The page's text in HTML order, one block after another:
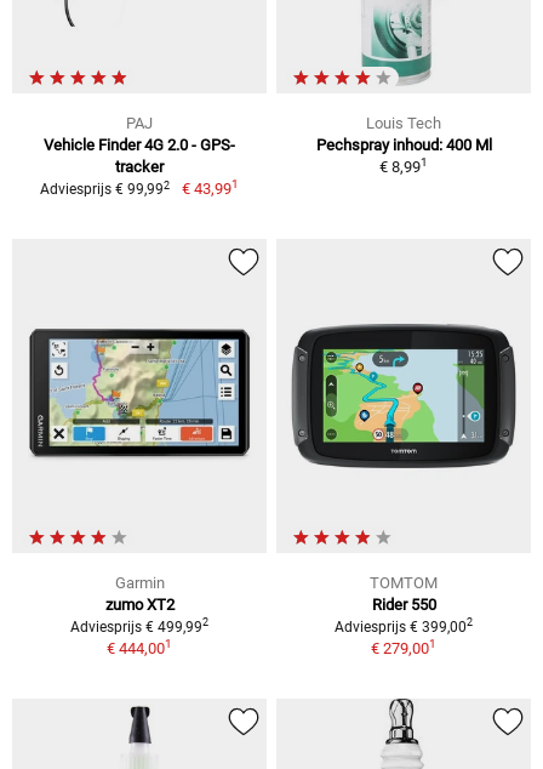
PAJ
Vehicle Finder 4G 2.0 - GPS-
tracker
Adviesprijs € 99,992 € 43,991
Louis Tech
Pechspray inhoud: 400 Ml
€ 8,991
Garmin
zumo XT2
Adviesprijs € 499,992
€ 444,001
TOMTOM
Rider 550
Adviesprijs € 399,002
€ 279,001